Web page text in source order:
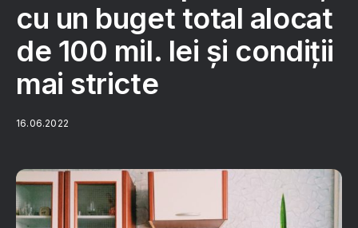
cu un buget total alocat
de 100 mil. lei și condiții
mai stricte
16.06.2022